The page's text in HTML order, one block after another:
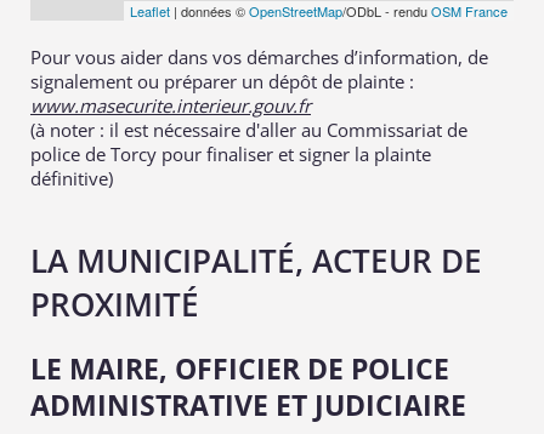
Leaflet | données ©OpenStreetMap/ODbL - renduOSM France
Pour vous aider dans vos démarches d’information, de
signalement ou préparer un dépôt de plainte :
www.masecurite.interieur.gouv.fr
(à noter : il est nécessaire d'aller au Commissariat de
police de Torcy pour finaliser et signer la plainte
définitive)
LA MUNICIPALITÉ, ACTEUR DE
PROXIMITÉ
LE MAIRE, OFFICIER DE POLICE
ADMINISTRATIVE ET JUDICIAIRE